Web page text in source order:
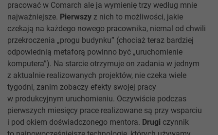
pracować w Comarch ale ja wymienię trzy według mnie
najważniejsze. Pierwszy z nich to możliwości, jakie
czekają na każdego nowego pracownika, niemal od chwili
przekroczenia „progu budynku” (chociaż teraz bardziej
odpowiednią metaforą powinno być „uruchomienie
komputera”). Na starcie otrzymuje on zadania w jednym
z aktualnie realizowanych projektów, nie czeka wiele
tygodni, zanim zobaczy efekty swojej pracy
w produkcyjnym uruchomieniu. Oczywiście podczas
pierwszych miesięcy prace realizowane są przy wsparciu
i pod okiem doświadczonego mentora. Drugi czynnik